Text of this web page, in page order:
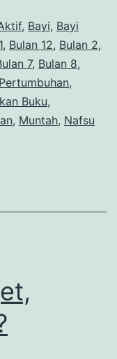
, Bayi, Bayi
, Bulan 12, Bulan 2,
7, Bulan 8,
,
Buku,
, Muntah, Nafsu